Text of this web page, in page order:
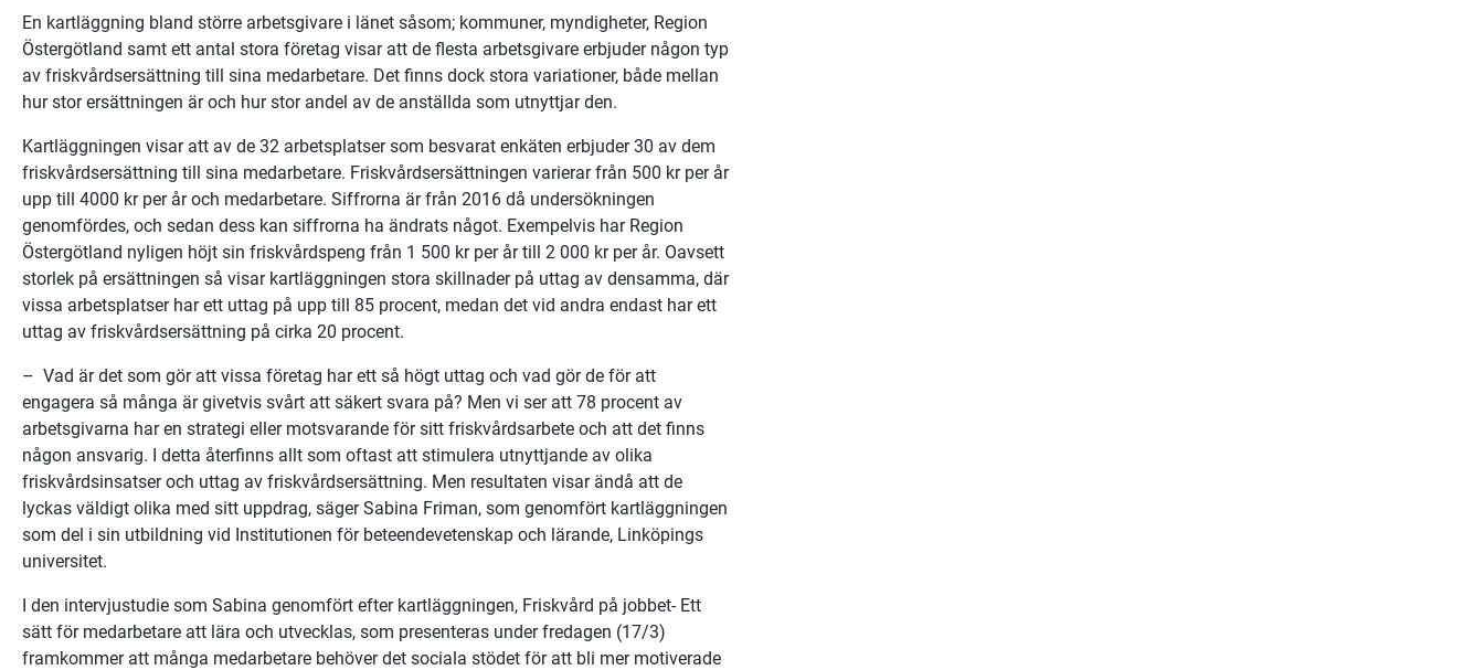
En kartläggning bland större arbetsgivare i länet såsom; kommuner, myndigheter, Region
Östergötland samt ett antal stora företag visar att de flesta arbetsgivare erbjuder någon typ
av friskvårdsersättning till sina medarbetare. Det finns dock stora variationer, både mellan
hur stor ersättningen är och hur stor andel av de anställda som utnyttjar den.
Kartläggningen visar att av de 32 arbetsplatser som besvarat enkäten erbjuder 30 av dem
friskvårdsersättning till sina medarbetare. Friskvårdsersättningen varierar från 500 kr per år
upp till 4000 kr per år och medarbetare. Siffrorna är från 2016 då undersökningen
genomfördes, och sedan dess kan siffrorna ha ändrats något. Exempelvis har Region
Östergötland nyligen höjt sin friskvårdspeng från 1 500 kr per år till 2 000 kr per år. Oavsett
storlek på ersättningen så visar kartläggningen stora skillnader på uttag av densamma, där
vissa arbetsplatser har ett uttag på upp till 85 procent, medan det vid andra endast har ett
uttag av friskvårdsersättning på cirka 20 procent.
–  Vad är det som gör att vissa företag har ett så högt uttag och vad gör de för att
engagera så många är givetvis svårt att säkert svara på? Men vi ser att 78 procent av
arbetsgivarna har en strategi eller motsvarande för sitt friskvårdsarbete och att det finns
någon ansvarig. I detta återfinns allt som oftast att stimulera utnyttjande av olika
friskvårdsinsatser och uttag av friskvårdsersättning. Men resultaten visar ändå att de
lyckas väldigt olika med sitt uppdrag, säger Sabina Friman, som genomfört kartläggningen
som del i sin utbildning vid Institutionen för beteendevetenskap och lärande, Linköpings
universitet.
I den intervjustudie som Sabina genomfört efter kartläggningen, Friskvård på jobbet- Ett
sätt för medarbetare att lära och utvecklas, som presenteras under fredagen (17/3)
framkommer att många medarbetare behöver det sociala stödet för att bli mer motiverade